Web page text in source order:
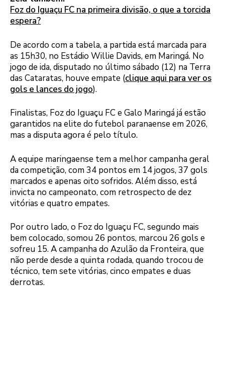
Foz do Iguaçu FC na primeira divisão, o que a torcida
espera?
De acordo com a tabela, a partida está marcada para
as 15h30, no Estádio Willie Davids, em Maringá. No
jogo de ida, disputado no último sábado (12) na Terra
das Cataratas, houve empate (clique aqui para ver os
gols e lances do jogo).
Finalistas, Foz do Iguaçu FC e Galo Maringá já estão
garantidos na elite do futebol paranaense em 2026,
mas a disputa agora é pelo título.
A equipe maringaense tem a melhor campanha geral
da competição, com 34 pontos em 14 jogos, 37 gols
marcados e apenas oito sofridos. Além disso, está
invicta no campeonato, com retrospecto de dez
vitórias e quatro empates.
Por outro lado, o Foz do Iguaçu FC, segundo mais
bem colocado, somou 26 pontos, marcou 26 gols e
sofreu 15. A campanha do Azulão da Fronteira, que
não perde desde a quinta rodada, quando trocou de
técnico, tem sete vitórias, cinco empates e duas
derrotas.